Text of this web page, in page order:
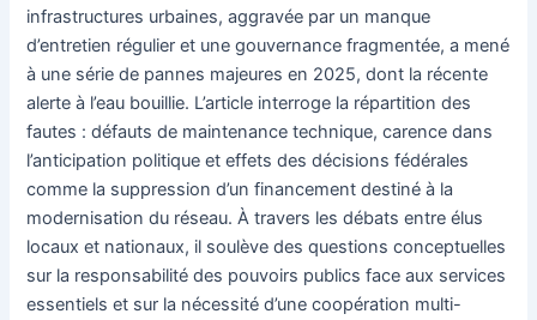
infrastructures urbaines, aggravée par un manque
d’entretien régulier et une gouvernance fragmentée, a mené
à une série de pannes majeures en 2025, dont la récente
alerte à l’eau bouillie. L’article interroge la répartition des
fautes : défauts de maintenance technique, carence dans
l’anticipation politique et effets des décisions fédérales
comme la suppression d’un financement destiné à la
modernisation du réseau. À travers les débats entre élus
locaux et nationaux, il soulève des questions conceptuelles
sur la responsabilité des pouvoirs publics face aux services
essentiels et sur la nécessité d’une coopération multi-